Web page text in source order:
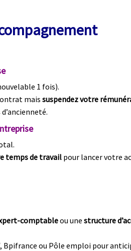
1 fois).
mais suspendez votre
temps de travailpour lancer votre
comptableou une structure
Bpifrance ou Pôle emploi pour